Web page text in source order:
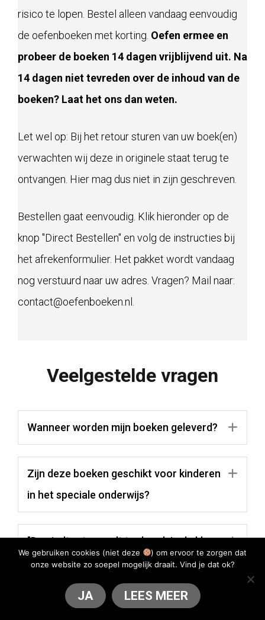
risico te lopen. Bestel alleen vandaag eenvoudig
de oefenboeken met korting. Oefen ermee en
probeer de boeken 14 dagen vrijblijvend uit. Na
14 dagen niet tevreden over de inhoud van de
boeken? Laat het ons dan weten.
Let wel op: Bij het retour sturen van uw boek(en)
verwachten wij deze in originele staat terug te
ontvangen. Hier mag dus niet in zijn geschreven.
Bestellen gaat eenvoudig. Klik hieronder op de
knop "Direct Bestellen" en volg de instructies bij
het afrekenformulier. Het pakket wordt vandaag
nog verstuurd naar uw adres. Vragen? Mail naar:
contact@oefenboeken.nl.
Veelgestelde vragen
Wanneer worden mijn boeken geleverd?
Zijn deze boeken geschikt voor kinderen
in het speciale onderwijs?
"De eindtoets wordt toch ook in de klas
geoefend... Waarom zou ik thuis
oefenen met mijn kind?"
We gebruiken cookies (niet deze
) om ervoor te zorgen dat
onze website zo soepel mogelijk draait. Vind je dat ok?
JA LEES MEER